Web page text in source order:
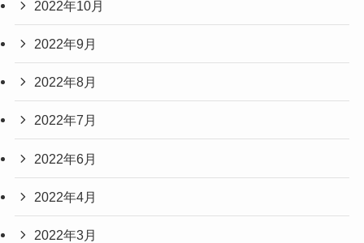
2022年10月
2022年9月
2022年8月
2022年7月
2022年6月
2022年4月
2022年3月